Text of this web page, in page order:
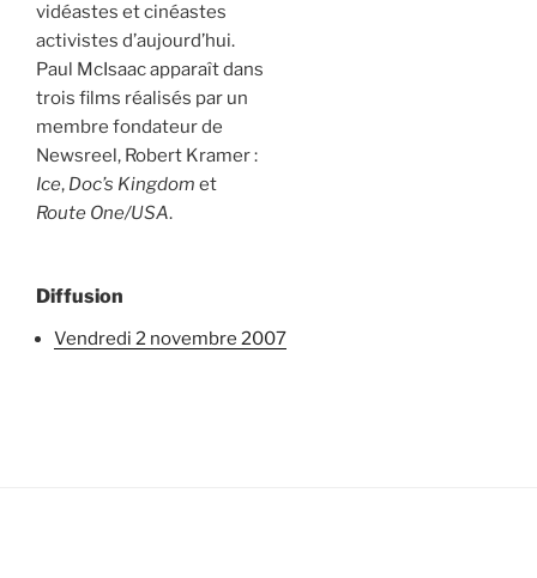
vidéastes et cinéastes
activistes d’aujourd’hui.
Paul McIsaac apparaît dans
trois films réalisés par un
membre fondateur de
Newsreel, Robert Kramer :
Ice, Doc’s Kingdom et
Route One/USA.
Diffusion
vendredi 2 novembre 2007